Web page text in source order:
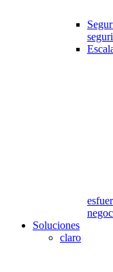
Soluciones
claro